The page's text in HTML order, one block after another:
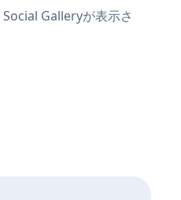
Galleryが表示さ